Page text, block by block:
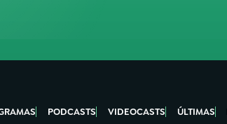
PODCASTS VIDEOCASTS ÚLTIMAS